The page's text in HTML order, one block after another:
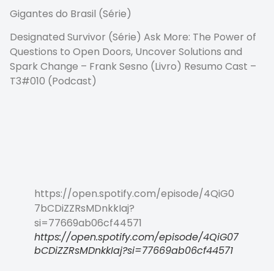
Gigantes do Brasil (Série)
Designated Survivor (Série) Ask More: The Power of
Questions to Open Doors, Uncover Solutions and
Spark Change – Frank Sesno (Livro) Resumo Cast –
T3#010 (Podcast)
https://open.spotify.com/episode/4QiG0
7bCDiZZRsMDnkkIaj?
si=77669ab06cf44571
https://open.spotify.com/episode/4QiG07
bCDiZZRsMDnkkIaj?si=77669ab06cf44571